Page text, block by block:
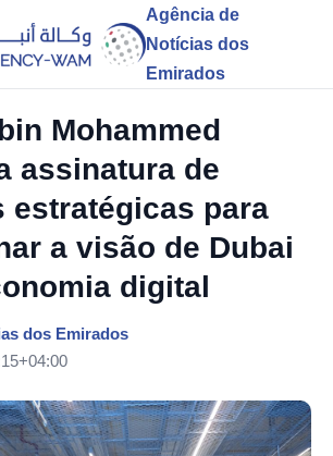
Agência de
Notícias dos
Emirados
Mohammed
assinatura de
estratégicas para
a visão de Dubai
digital
dos Emirados